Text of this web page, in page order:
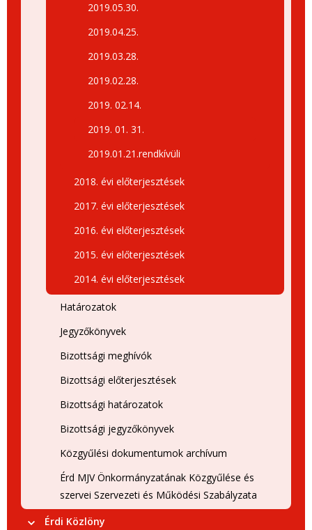
2019.05.30.
2019.04.25.
2019.03.28.
2019.02.28.
2019. 02.14.
2019. 01. 31.
2019.01.21.rendkívüli
2018. évi előterjesztések
2017. évi előterjesztések
2016. évi előterjesztések
2015. évi előterjesztések
2014. évi előterjesztések
Határozatok
Jegyzőkönyvek
Bizottsági meghívók
Bizottsági előterjesztések
Bizottsági határozatok
Bizottsági jegyzőkönyvek
Közgyűlési dokumentumok archívum
Érd MJV Önkormányzatának Közgyűlése és
szervei Szervezeti és Működési Szabályzata
Érdi Közlöny